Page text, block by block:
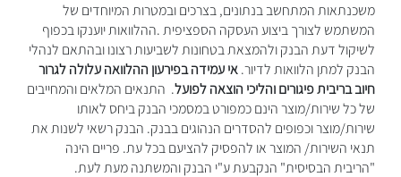
משכנתאות המתחשב בנתונים, בצרכים ובמטרות המיוחדים של
המשתמש לצורך ביצוע העסקה הספציפית .ההלוואות יוענקו בכפוף
לשיקול דעת הבנק ולהמצאת בטחונות לשביעות רצונו ובהתאם לנהלי
הבנק למתן הלוואות לדיור.אי עמידה בפירעון ההלוואה עלולה לגרור
חיוב בריבית פיגורים והליכי הוצאה לפועל. התנאים המלאים והמחייבים
של כל שירות/מוצר הינם כמפורט במסמכי הבנק ביחס לאותו
שירות/מוצר וכפופים להסדרים הנהוגים בבנק. הבנק רשאי לשנות את
תנאי השירות/ המוצר או להפסיק להציעם בכל עת. פריים הינה
"הריבית הבסיסית" הנקבעת ע"י הבנק והמשתנה מעת לעת.